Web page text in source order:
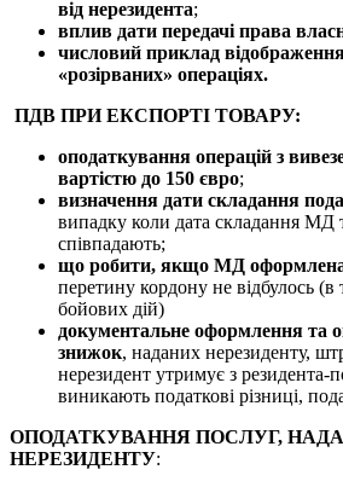
від нерезидента;
вплив дати передачі права
числовий приклад
«розірваних» операціях.
ПДВ ПРИ ЕКСПОРТІ ТОВАРУ:
оподаткування операцій з
вартістю до 150 євро;
визначення дати складання
випадку коли дата складання МД
співпадають;
що робити, якщо МД
перетину кордону не відбулось (в
бойових дій)
документальне оформлення та
знижок, наданих нерезиденту,
нерезидент утримує з резидента-
виникають податкові різниці,
ОПОДАТКУВАННЯ ПОСЛУГ,
НЕРЕЗИДЕНТУ: